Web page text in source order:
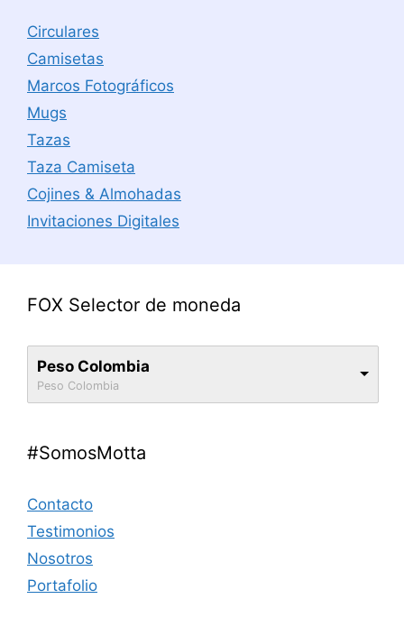
Circulares
Camisetas
Marcos Fotográficos
Mugs
Tazas
Taza Camiseta
Cojines & Almohadas
Invitaciones Digitales
FOX Selector de moneda
Peso Colombia
Peso Colombia
#SomosMotta
Contacto
Testimonios
Nosotros
Portafolio